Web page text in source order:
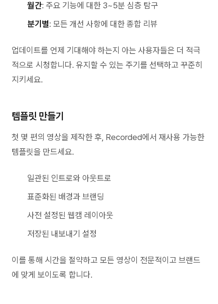
월간: 주요 기능에 대한 3~5분 심층 탐구
분기별: 모든 개선 사항에 대한 종합 리뷰
업데이트를 언제 기대해야 하는지 아는 사용자들은 더 적극
적으로 시청합니다. 유지할 수 있는 주기를 선택하고 꾸준히
지키세요.
템플릿 만들기
첫 몇 편의 영상을 제작한 후, Recorded에서 재사용 가능한
템플릿을 만드세요.
일관된 인트로와 아웃트로
표준화된 배경과 브랜딩
사전 설정된 웹캠 레이아웃
저장된 내보내기 설정
이를 통해 시간을 절약하고 모든 영상이 전문적이고 브랜드
에 맞게 보이도록 합니다.